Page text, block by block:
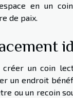
en un
de paix.
un coin
un endroit
ou un recoin